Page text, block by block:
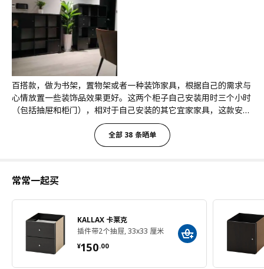
百搭款，做为书架，置物架或者一种装饰家具，根据自己的需求与
心情放置一些装饰品效果更好。这两个柜子自己安装用时三个小时
（包括抽屉和柜门），相对于自己安装的其它宜家家具，这款安装
起来算是很简单了！值得拥有！
全部 38 条晒单
常常一起买
KALLAX 卡莱克
插件带2个抽屉, 33x33 厘米
¥150.00
¥ 150.00